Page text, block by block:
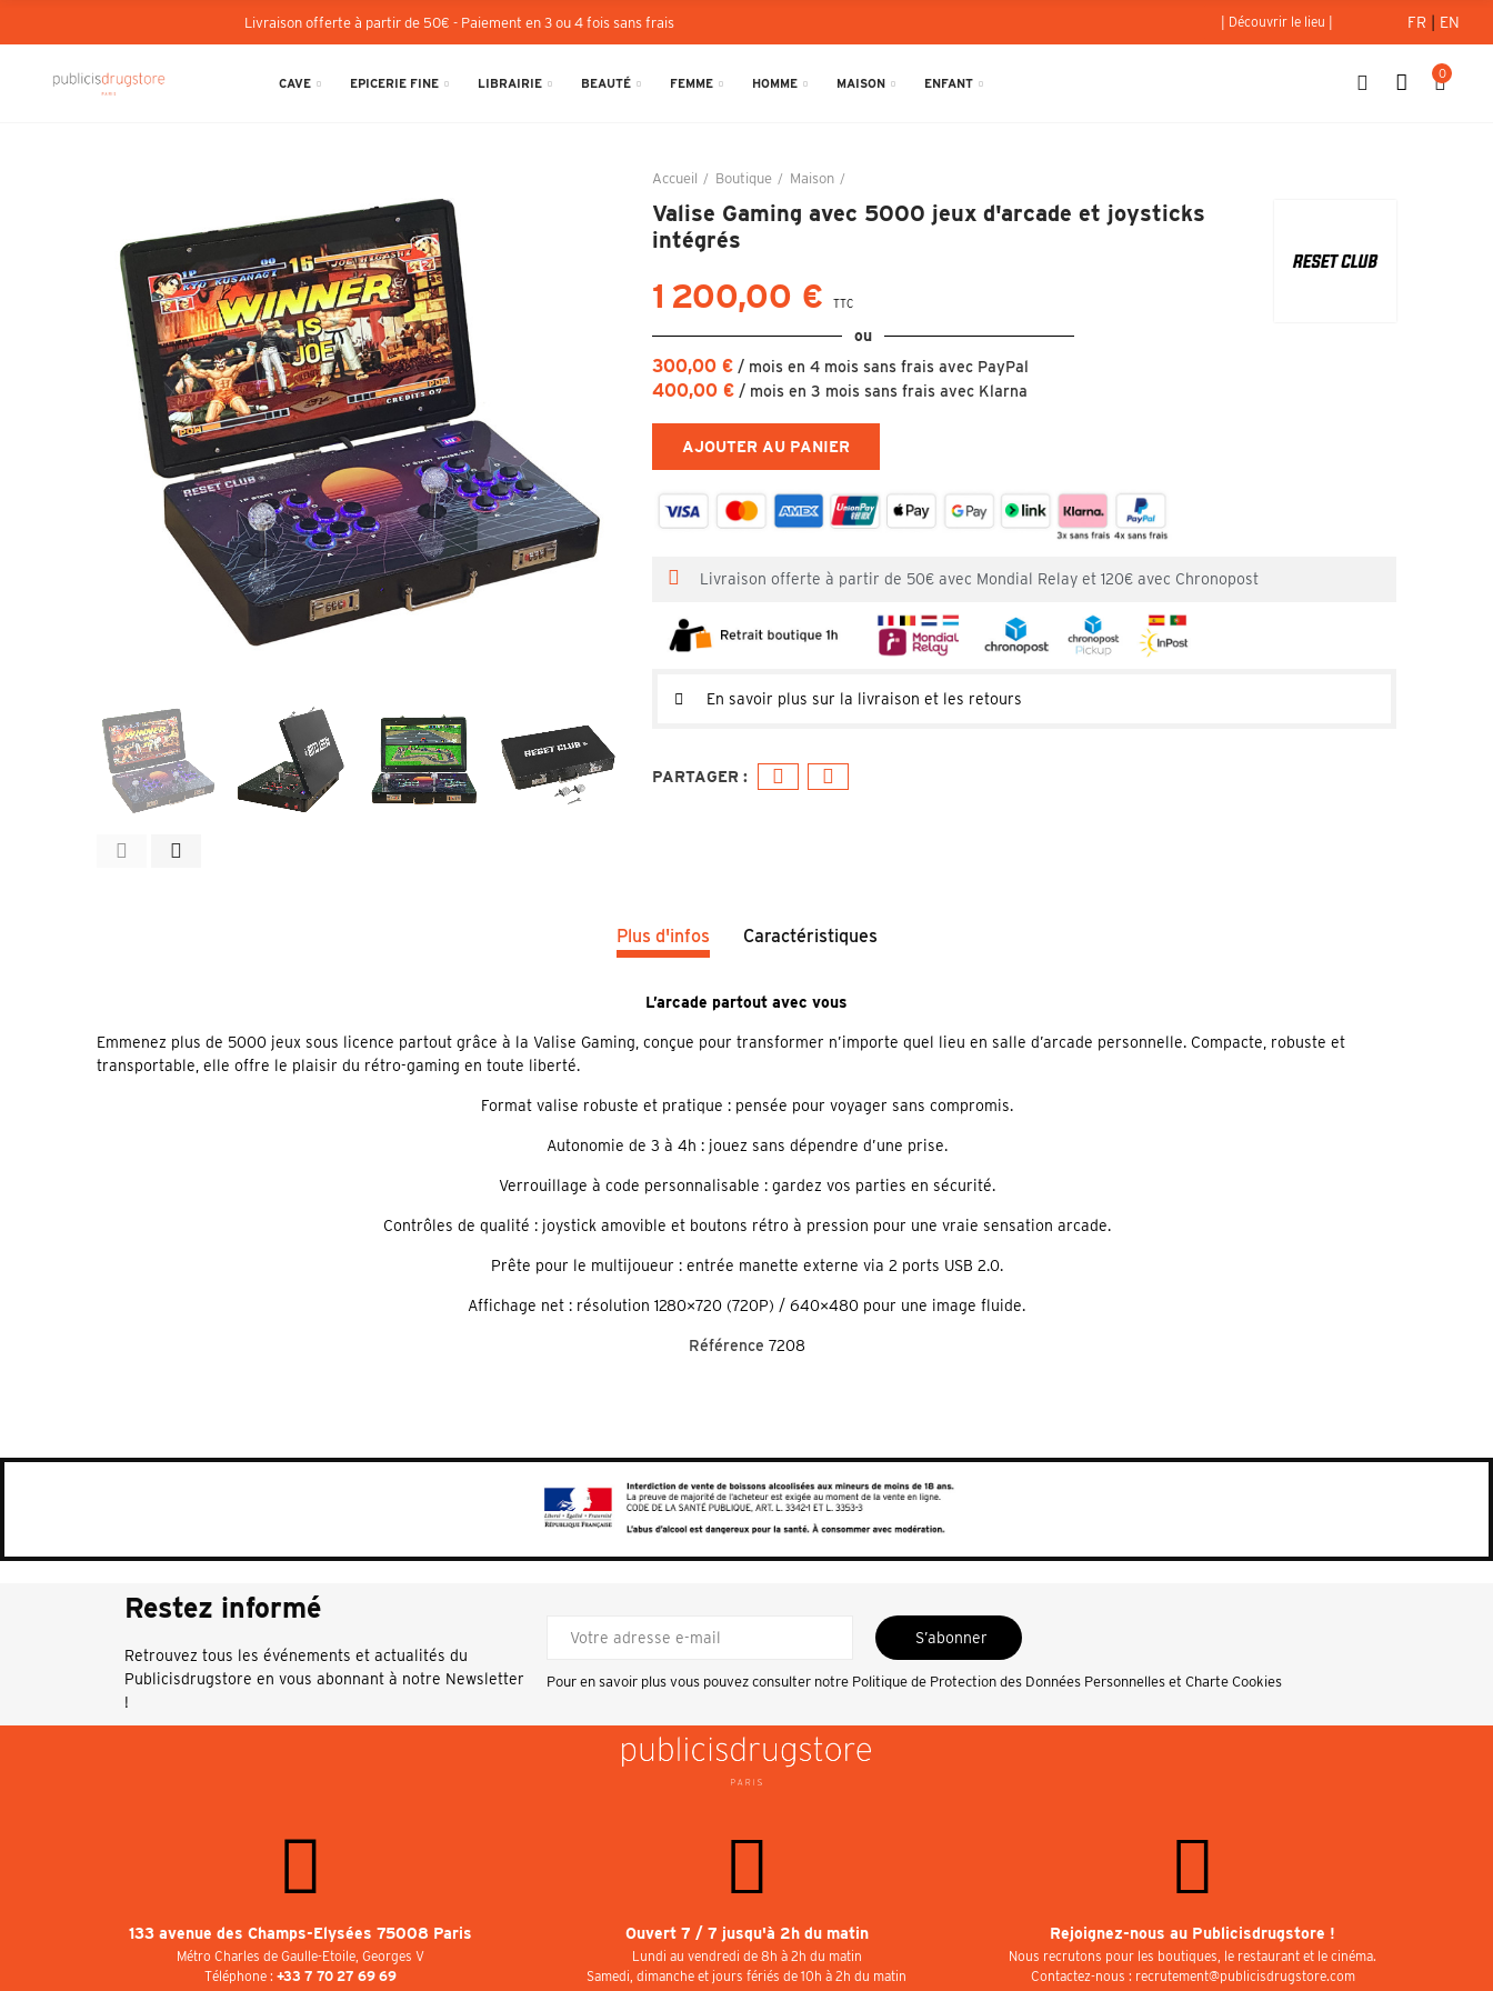
Livraison offerte à partir de 50€ - Paiement en 3 ou 4 fois sans frais | Découvrir le lieu | FR | EN
CAVE EPICERIE FINE LIBRAIRIE BEAUTÉ FEMME HOMME MAISON ENFANT
0
Accueil Boutique Maison
Valise Gaming avec 5000 jeux d'arcade et joysticks
intégrés
1 200,00 € TTC
ou
300,00 € / mois en 4 mois sans frais avec PayPal
400,00 € / mois en 3 mois sans frais avec Klarna
AJOUTER AU PANIER
Livraison offerte à partir de 50€ avec Mondial Relay et 120€ avec Chronopost
En savoir plus sur la livraison et les retours
Plus d'infos Caractéristiques
L’arcade partout avec vous
Emmenez plus de 5000 jeux sous licence partout grâce à la Valise Gaming, conçue pour transformer n’importe quel lieu en salle d’arcade personnelle. Compacte, robuste et
transportable, elle offre le plaisir du rétro-gaming en toute liberté.
Format valise robuste et pratique : pensée pour voyager sans compromis.
Autonomie de 3 à 4h : jouez sans dépendre d’une prise.
Verrouillage à code personnalisable : gardez vos parties en sécurité.
Contrôles de qualité : joystick amovible et boutons rétro à pression pour une vraie sensation arcade.
Prête pour le multijoueur : entrée manette externe via 2 ports USB 2.0.
Affichage net : résolution 1280×720 (720P) / 640×480 pour une image fluide.
Référence 7208
Restez informé
Retrouvez tous les événements et actualités du
Publicisdrugstore en vous abonnant à notre Newsletter
!
S’abonner
Pour en savoir plus vous pouvez consulter notre Politique de Protection des Données Personnelles et Charte Cookies
133 avenue des Champs-Elysées 75008 Paris
Métro Charles de Gaulle-Etoile, Georges V
Téléphone : +33 7 70 27 69 69
Ouvert 7 / 7 jusqu'à 2h du matin
Lundi au vendredi de 8h à 2h du matin
Samedi, dimanche et jours fériés de 10h à 2h du matin
Rejoignez-nous au Publicisdrugstore !
Nous recrutons pour les boutiques, le restaurant et le cinéma.
Contactez-nous : recrutement@publicisdrugstore.com